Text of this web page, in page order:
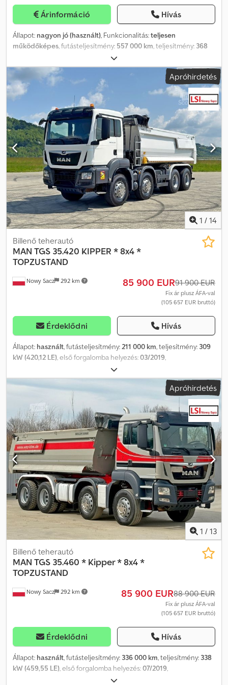
Árinformáció Hívás
Állapot: nagyon jó (használt), Funkcionalitás:teljesen
működőképes, futásteljesítmény: 557 000 km, teljesítmény: 368
, első forgalomba helyezés:
üzemanyagtípus:dízel, saját tömeg:15 920 kg, maximális
teherbírás: 10 005 kg , össztömeg:
, tengelyelrendezés:
6x6, tengelytáv: , következő vizsga (TÜV):09/2026,
üzemanyag:
, szín:fehér , vezetőfülke: nappali fülke,
hajtástípus:automata, kibocsátási osztály:Euro 6
, felfüggesztés:
acél-levegő, ülések száma:2 , teljes hossz:9 800 mm, teljes
szélesség:2 500 mm , teljes magasság:4 000 mm, raktér hossza:
6 400 mm, rakodótér szélesség:2 550 mm , Gyártási év: 2018,
Felszereltség:ABS, EBS (Elektronikus fékrendszer), daru,
elektronikus stabilitásprogram (ESP), kipörgésgátló,
légkondicionálás, retarder, szervokormány, teherautó
regisztráció, tempomat, KIVÁLÓ ÁLLAPOTÚ!!! AZONNAL
ELÉRHETŐ!!! MAN TGS 33.500 6x6 E6 típusú teherautó, ÚJ motor,
2023-ban, 370 000 km-nél cserélve. Djdpfx Aeztck Aohbjck
Rakfelület: 6,40 m Rakodó daru: Palfinger/Epsilon M12Z
Apróhirdetés
1 / 14
Nowy Sacz 292 km
Billenő teherautó
MAN TGS 35.420 KIPPER * 8x4 *
TOPZUSTAND
85 900 EUR91 900 EUR
Fix ár plusz ÁFA-val
(105 657 EUR bruttó)
Érdeklődni Hívás
Állapot: használt, futásteljesítmény:211 000 km, teljesítmény: 309
kW (420,12 LE), első forgalomba helyezés:03/2019,
, össztömeg:
3 tengely, fékek:retarder, szín:fehér, hajtástípus:automata,
Gyártási év:2019, Felszereltség:ABS, légkondicionálás, MAN TGS
35.420 Billenőplatós / 8x4 Importált / Balesetmentes JÓ
ÁLLAPOTBAN! MINDEN GUMI ÚJ! ? GYÁRTÁSI ÉV: 2019 ?
FUTÁSTELJESÍTMÉNY: 211 000 km Dcodpfxjwtwkme Ahbok
FELSZERELTSÉG: ? ABS ? ASR ? SZERVOKORMÁNY ?
ELEKTROMOS ABLAKOK ? ELEKTROMOS TÜKRÖK ? MOTORFÉK ?
TACHOGRÁF TEHERBÍRÁS: 20 000 kg ÖSSZTÖMEG: 34 000 kg
TENGELYTÁV: 185/250/135 cm ABRONCSMÉRET: 13R22,5
FELFÜGGESZTÉS: LAPRUGÓS TELEFON: KUBA – POLSKI, ENGLISH,
DEUTSCH, ITALIANO SEBASTIAN – POLSKI, DEUTSCH, ITALIANO,
???? LASZLO – MAGYAR COSTEL – ROMÂN? (Románul minden
exporttal kapcsolatos ügyintézést vállalunk, beleértve a
rendszámokat is) RADEK – ???? Ref. szám: 13064
Apróhirdetés
1 / 13
Nowy Sacz 292 km
Billenő teherautó
MAN TGS 35.460 * Kipper * 8x4 *
TOPZUSTAND
85 900 EUR88 900 EUR
Fix ár plusz ÁFA-val
(105 657 EUR bruttó)
Érdeklődni Hívás
Állapot: használt, futásteljesítmény: 336 000 km, teljesítmény: 338
kW (459,55 LE), első forgalomba helyezés:07/2019,
, össztömeg: